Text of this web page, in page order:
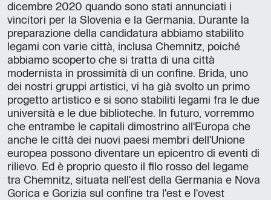
dicembre 2020 quando sono stati annunciati i
vincitori per la Slovenia e la Germania. Durante la
preparazione della candidatura abbiamo stabilito
legami con varie città, inclusa Chemnitz, poiché
abbiamo scoperto che si tratta di una città
modernista in prossimità di un confine. Brida, uno
dei nostri gruppi artistici, vi ha già svolto un primo
progetto artistico e si sono stabiliti legami fra le due
università e le due biblioteche. In futuro, vorremmo
che entrambe le capitali dimostrino all'Europa che
anche le città dei nuovi paesi membri dell'Unione
europea possono diventare un epicentro di eventi di
rilievo. Ed è proprio questo il filo rosso del legame
tra Chemnitz, situata nell'est della Germania e Nova
Gorica e Gorizia sul confine tra l'est e l'ovest